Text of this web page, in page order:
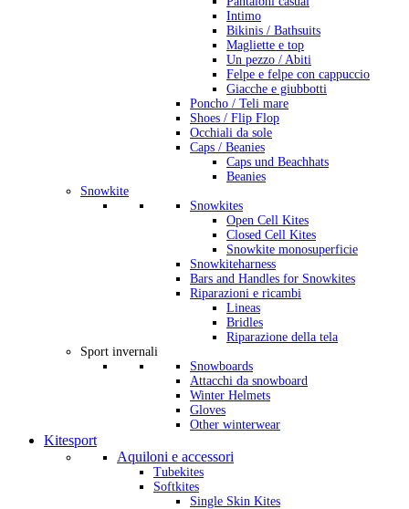
Intimo
Bikinis / Bathsuits
Magliette e top
Un pezzo / Abiti
Felpe e felpe con cappuccio
Giacche e giubbotti
Poncho / Teli mare
Shoes / Flip Flop
Occhiali da sole
Caps / Beanies
Caps und Beachhats
Beanies
Snowkite
Snowkites
Open Cell Kites
Closed Cell Kites
Snowkite monosuperficie
Snowkiteharness
Bars and Handles for Snowkites
Riparazioni e ricambi
Lineas
Bridles
Riparazione della tela
Sport invernali
Snowboards
Attacchi da snowboard
Winter Helmets
Gloves
Other winterwear
Kitesport
Aquiloni e accessori
Tubekites
Softkites
Single Skin Kites